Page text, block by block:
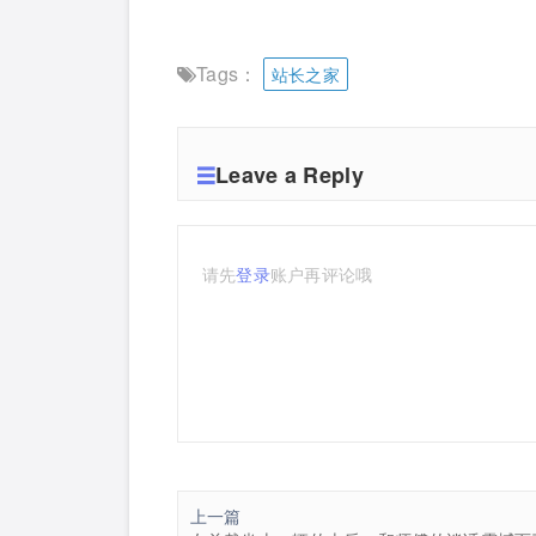
Tags： 站长之家
Leave a Reply
请先登录账户再评论哦
上一篇